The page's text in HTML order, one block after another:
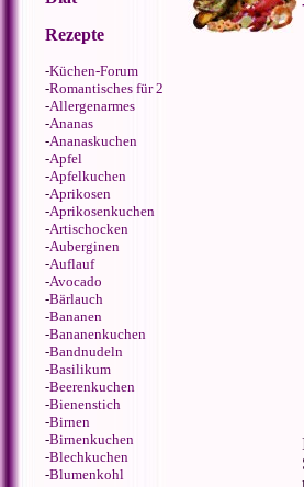
Rezepte
-Küchen-Forum
-Romantisches für 2
-Allergenarmes
-Ananas
-Ananaskuchen
-Apfel
-Apfelkuchen
-Aprikosen
-Aprikosenkuchen
-Artischocken
-Auberginen
-Auflauf
-Avocado
-Bärlauch
-Bananen
-Bananenkuchen
-Bandnudeln
-Basilikum
-Beerenkuchen
-Bienenstich
-Birnen
-Birnenkuchen
-Blechkuchen
-Blumenkohl